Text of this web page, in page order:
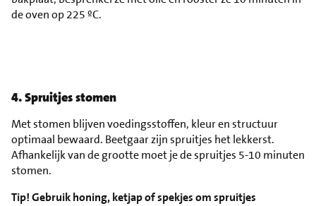
de oven op 225 ºC.
4. Spruitjes stomen
Met stomen blijven voedingsstoffen, kleur en structuur
optimaal bewaard. Beetgaar zijn spruitjes het lekkerst.
Afhankelijk van de grootte moet je de spruitjes 5-10 minuten
stomen.
Tip! Gebruik honing, ketjap of spekjes om spruitjes